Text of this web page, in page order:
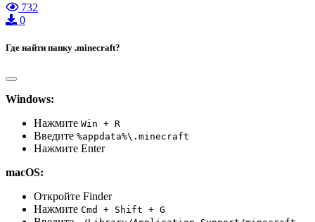
732
0
Где найти папку .minecraft?
Windows:
Нажмите Win + R
Введите %appdata%\.minecraft
Нажмите Enter
macOS:
Откройте Finder
Нажмите Cmd + Shift + G